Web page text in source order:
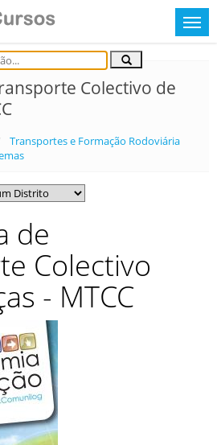
Colectivo de
Transportes e Formação Rodoviária
de
Colectivo
- MTCC